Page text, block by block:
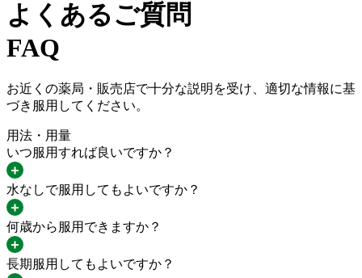
よくあるご質問
FAQ
お近くの薬局・販売店で十分な説明を受け、適切な情報に基
づき服用してください。
用法・用量
いつ服用すれば良いですか？
水なしで服用してもよいですか？
何歳から服用できますか？
長期服用してもよいですか？